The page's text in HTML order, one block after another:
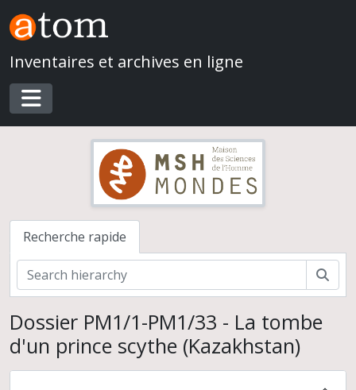
Skip to main content
Inventaires et archives en ligne
Toggle navigation
Recherche rapide
Dossier PM1/1-PM1/33 - La tombe
d'un prince scythe (Kazakhstan)